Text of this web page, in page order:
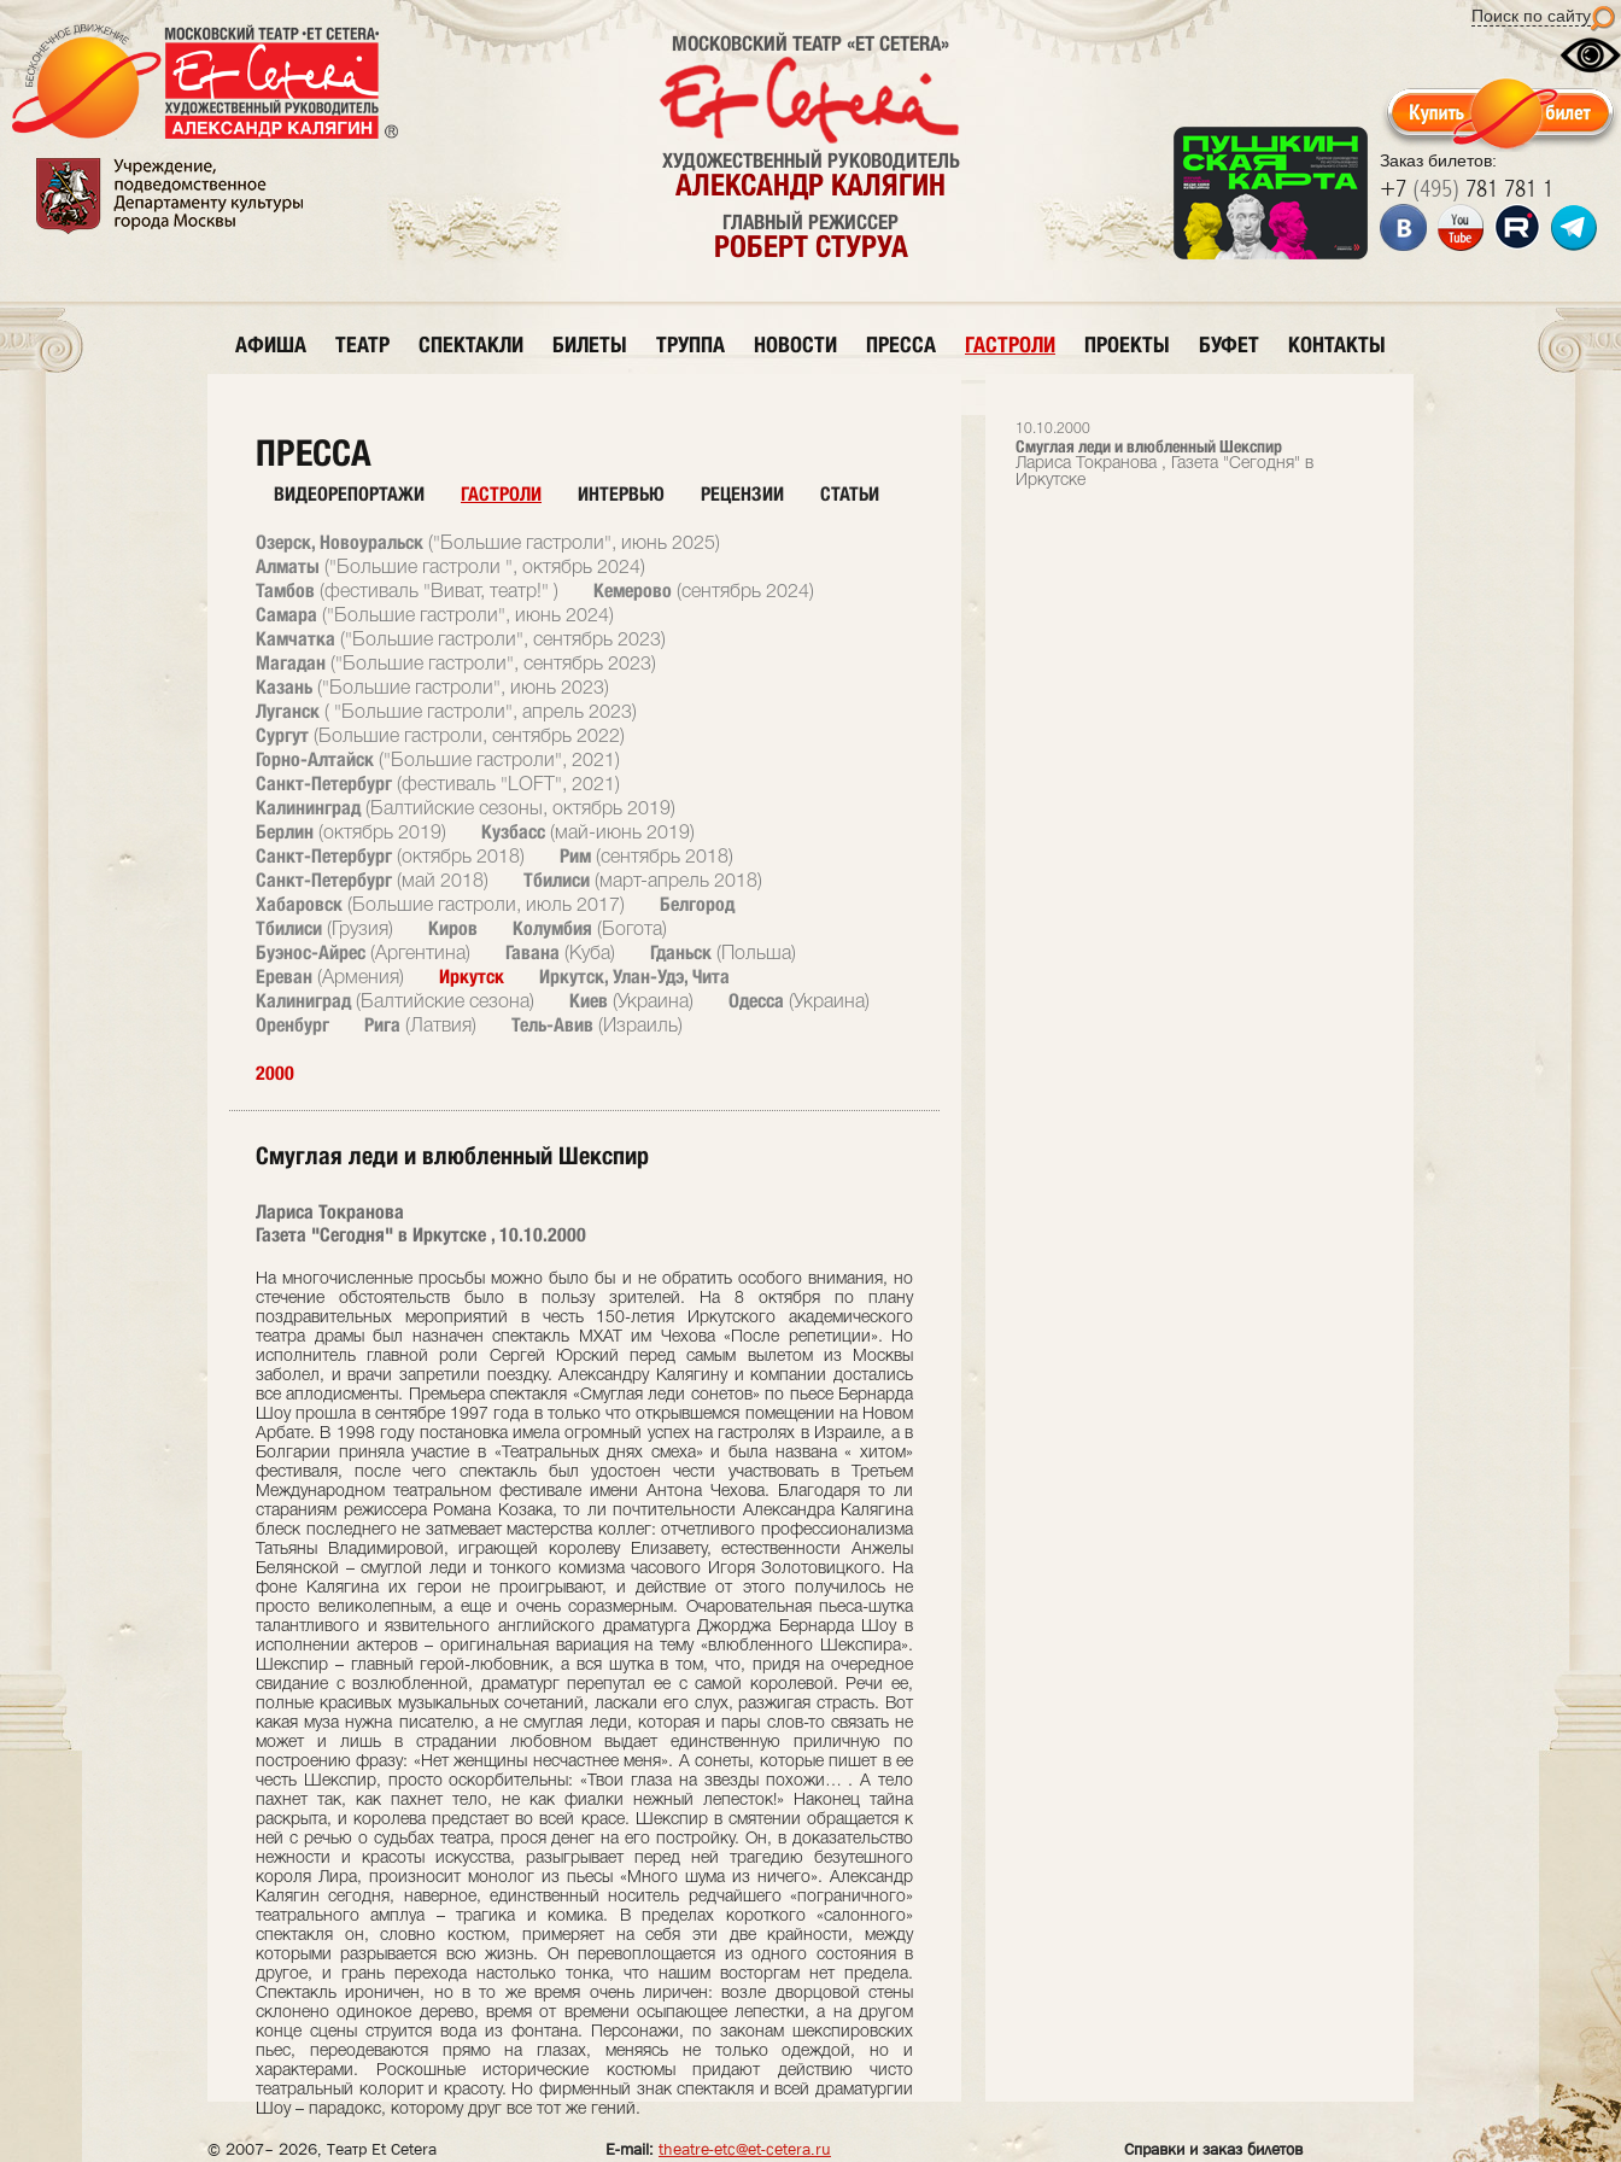
Поиск по сайту
Заказ билетов:
+7 (495) 781 781 1
МОСКОВСКИЙ ТЕАТР «ET CETERA»
ХУДОЖЕСТВЕННЫЙ РУКОВОДИТЕЛЬ
АЛЕКСАНДР КАЛЯГИН
ГЛАВНЫЙ РЕЖИССЕР
РОБЕРТ СТУРУА
АФИША ТЕАТР СПЕКТАКЛИ БИЛЕТЫ ТРУППА НОВОСТИ ПРЕССА ГАСТРОЛИ ПРОЕКТЫ БУФЕТ КОНТАКТЫ
10.10.2000
Смуглая леди и влюбленный Шекспир
Лариса Токранова , Газета "Сегодня" в
Иркутске
ПРЕССА
ВИДЕОРЕПОРТАЖИ ГАСТРОЛИ ИНТЕРВЬЮ РЕЦЕНЗИИ СТАТЬИ
Озерск, Новоуральск ("Большие гастроли", июнь 2025)
Алматы ("Большие гастроли ", октябрь 2024)
Тамбов (фестиваль "Виват, театр!" ) Кемерово (сентябрь 2024)
Самара ("Большие гастроли", июнь 2024)
Камчатка ("Большие гастроли", сентябрь 2023)
Магадан ("Большие гастроли", сентябрь 2023)
Казань ("Большие гастроли", июнь 2023)
Луганск ( "Большие гастроли", апрель 2023)
Сургут (Большие гастроли, сентябрь 2022)
Горно-Алтайск ("Большие гастроли", 2021)
Санкт-Петербург (фестиваль "LOFT", 2021)
Калининград (Балтийские сезоны, октябрь 2019)
Берлин (октябрь 2019) Кузбасс (май-июнь 2019)
Санкт-Петербург (октябрь 2018) Рим (сентябрь 2018)
Санкт-Петербург (май 2018) Тбилиси (март-апрель 2018)
Хабаровск (Большие гастроли, июль 2017)
Белгород
Тбилиси (Грузия) Киров Колумбия (Богота)
Буэнос-Айрес (Аргентина) Гавана (Куба) Гданьск (Польша)
Ереван (Армения) Иркутск
Иркутск, Улан-Удэ, Чита
Калиниград (Балтийские сезона) Киев (Украина) Одесса (Украина)
Оренбург Рига (Латвия) Тель-Авив (Израиль)
2000
Смуглая леди и влюбленный Шекспир
Лариса Токранова
Газета "Сегодня" в Иркутске , 10.10.2000
На многочисленные просьбы можно было бы и не обратить особого внимания, но
стечение обстоятельств было в пользу зрителей. На 8 октября по плану
поздравительных мероприятий в честь 150-летия Иркутского академического
театра драмы был назначен спектакль МХАТ им Чехова «После репетиции». Но
исполнитель главной роли Сергей Юрский перед самым вылетом из Москвы
заболел, и врачи запретили поездку. Александру Калягину и компании достались
все аплодисменты. Премьера спектакля «Смуглая леди сонетов» по пьесе Бернарда
Шоу прошла в сентябре 1997 года в только что открывшемся помещении на Новом
Арбате. В 1998 году постановка имела огромный успех на гастролях в Израиле, а в
Болгарии приняла участие в «Театральных днях смеха» и была названа « хитом»
фестиваля, после чего спектакль был удостоен чести участвовать в Третьем
Международном театральном фестивале имени Антона Чехова. Благодаря то ли
стараниям режиссера Романа Козака, то ли почтительности Александра Калягина
блеск последнего не затмевает мастерства коллег: отчетливого профессионализма
Татьяны Владимировой, играющей королеву Елизавету, естественности Анжелы
Белянской – смуглой леди и тонкого комизма часового Игоря Золотовицкого. На
фоне Калягина их герои не проигрывают, и действие от этого получилось не
просто великолепным, а еще и очень соразмерным. Очаровательная пьеса-шутка
талантливого и язвительного английского драматурга Джорджа Бернарда Шоу в
исполнении актеров – оригинальная вариация на тему «влюбленного Шекспира».
Шекспир – главный герой-любовник, а вся шутка в том, что, придя на очередное
свидание с возлюбленной, драматург перепутал ее с самой королевой. Речи ее,
полные красивых музыкальных сочетаний, ласкали его слух, разжигая страсть. Вот
какая муза нужна писателю, а не смуглая леди, которая и пары слов-то связать не
может и лишь в страдании любовном выдает единственную приличную по
построению фразу: «Нет женщины несчастнее меня». А сонеты, которые пишет в ее
честь Шекспир, просто оскорбительны: «Твои глаза на звезды похожи… . А тело
пахнет так, как пахнет тело, не как фиалки нежный лепесток!» Наконец тайна
раскрыта, и королева предстает во всей красе. Шекспир в смятении обращается к
ней с речью о судьбах театра, прося денег на его постройку. Он, в доказательство
нежности и красоты искусства, разыгрывает перед ней трагедию безутешного
короля Лира, произносит монолог из пьесы «Много шума из ничего». Александр
Калягин сегодня, наверное, единственный носитель редчайшего «пограничного»
театрального амплуа – трагика и комика. В пределах короткого «салонного»
спектакля он, словно костюм, примеряет на себя эти две крайности, между
которыми разрывается всю жизнь. Он перевоплощается из одного состояния в
другое, и грань перехода настолько тонка, что нашим восторгам нет предела.
Спектакль ироничен, но в то же время очень лиричен: возле дворцовой стены
склонено одинокое дерево, время от времени осыпающее лепестки, а на другом
конце сцены струится вода из фонтана. Персонажи, по законам шекспировских
пьес, переодеваются прямо на глазах, меняясь не только одеждой, но и
характерами. Роскошные исторические костюмы придают действию чисто
театральный колорит и красоту. Но фирменный знак спектакля и всей драматургии
Шоу – парадокс, которому друг все тот же гений.
© 2007– 2026, Театр Et Cetera E-mail: theatre-etc@et-cetera.ru
Справки и заказ билетов